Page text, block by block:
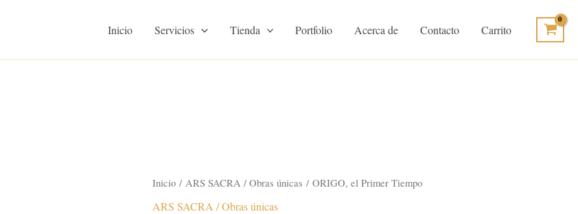
Inicio Servicios Tienda Portfolio Acerca de Contacto Carrito
Inicio /ARS SACRA / Obras únicas / ORIGO, el Primer Tiempo
ARS SACRA / Obras únicas